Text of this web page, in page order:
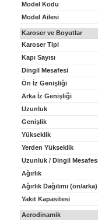
Model Kodu
Model Ailesi
Karoser ve Boyutlar
Karoser Tipi
Kapı Sayısı
Dingil Mesafesi
Ön İz Genişliği
Arka İz Genişliği
Uzunluk
Genişlik
Yükseklik
Yerden Yükseklik
Uzunluk / Dingil
Ağırlık
Ağırlık Dağılımı (ön/arka)
Yakıt Kapasitesi
Aerodinamik